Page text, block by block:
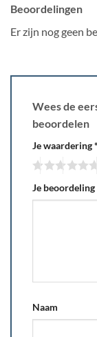
Beoordelingen
Er zijn nog geen
Wees de
beoordelen
Je waardering*
Je beoordeling
Naam